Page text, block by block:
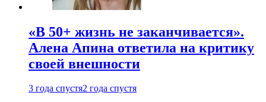
«В 50+ жизнь не заканчивается».
Алена Апина ответила на критику
своей внешности
3 года спустя2 года спустя